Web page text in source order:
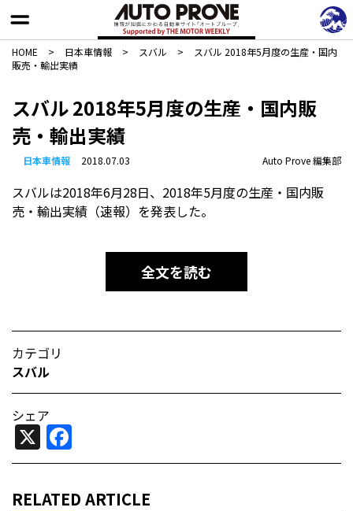
HOME > 日本車情報​ > スバル >
スバル 2018年5月度の生産・国内
販売・輸出実績
スバル 2018年5月度の生産・国内販
売・輸出実績
日本車情報​ 2018.07.03 Auto Prove 編集部
スバルは2018年6月28日、2018年5月度の生産・国内販
売・輸出実績（速報）を発表した。
全文を読む
カテゴリ
スバル
シェア
X
RELATED ARTICLE